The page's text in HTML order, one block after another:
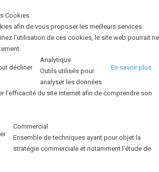
Cookies
afin de vous proposer les meilleurs services
l'utilisation de ces cookies, le site web pourrait ne
décliner En savoir plus
Analytique
Outils utilisés pour
analyser les données
l'efficacité du site internet afin de comprendre son
Commercial
Ensemble de techniques ayant pour objet la
stratégie commerciale et notamment l'étude de